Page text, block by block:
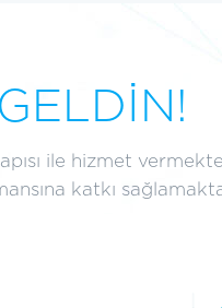
ile hizmet
katkı